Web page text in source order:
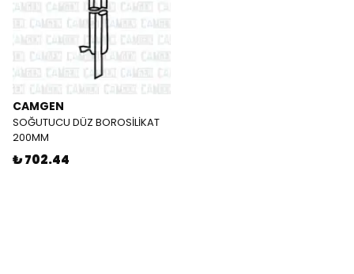
CAMGEN
SOĞUTUCU DÜZ BOROSİLİKAT
200MM
₺ 702.44